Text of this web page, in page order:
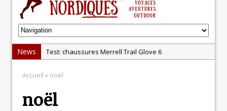
News
Test: chaussures Merrell Trail Glove 6
les sportifs
Accueil » noël
noël